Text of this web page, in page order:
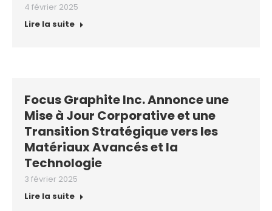
4 février 2025
Lire la suite
Focus Graphite Inc. Annonce une
Mise à Jour Corporative et une
Transition Stratégique vers les
Matériaux Avancés et la
Technologie
3 février 2025
Lire la suite